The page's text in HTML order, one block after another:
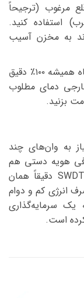
مرغوب (ترجیحاً
سرب) استفاده کنید.
به مخزن آسیب
کالیبراسیون تجربی: اعداد روی ولوم دستگاه همیشه ۱۰۰٪ دقیق
دمای مطلوب
بزنید.
به وان‌های چند
هویه دستی هم
جوابگوی سرعت خط تولیدتان نیست، SWDT-11C دقیقاً همان
انرژی کم و دوام
یک سرمایه‌گذاری
است.